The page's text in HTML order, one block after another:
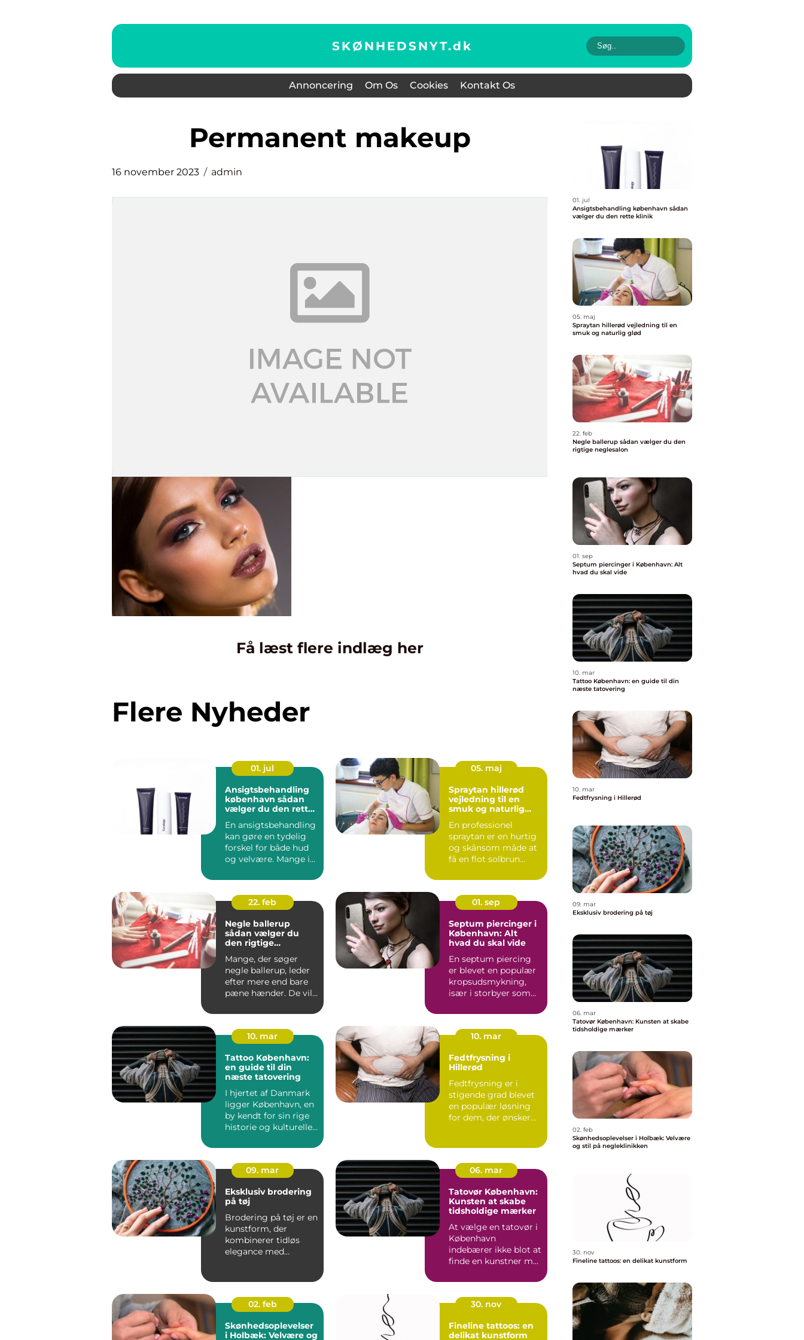
SKØNHEDSNYT.dk
Annoncering Om Os Cookies Kontakt Os
permanent makeup
16 november 2023 admin
Få læst flere indlæg her
Flere Nyheder
01. jul
Ansigtsbehandling
københavn sådan
vælger du den rette
En ansigtsbehandling
kan gøre en tydelig
forskel for både hud
og velvære. Mange i
Københa...
05. maj
Spraytan hillerød
vejledning til en
smuk og naturlig
En professionel
spraytan er en hurtig
og skånsom måde at
få en flot solbrun
Ma...
22. feb
Negle ballerup
sådan vælger du
den rigtige
Mange, der søger
negle ballerup, leder
efter mere end bare
pæne hænder. De vil
01. sep
Septum piercinger i
København: Alt
hvad du skal vide
En septum piercing
er blevet en populær
kropsudsmykning,
især i storbyer som
10. mar
Tattoo København:
en guide til din
næste tatovering
I hjertet af Danmark
ligger København, en
by kendt for sin rige
historie og kulturelle
10. mar
Fedtfrysning i
Hillerød
Fedtfrysning er i
stigende grad blevet
en populær løsning
for dem, der ønsker
09. mar
Eksklusiv brodering
på tøj
Brodering på tøj er en
kunstform, der
kombinerer tidløs
elegance med
06. mar
Tatovør København:
Kunsten at skabe
tidsholdige mærker
At vælge en tatovør i
København
indebærer ikke blot at
finde en kunstner m...
02. feb
Skønhedsoplevelser
i Holbæk: Velvære og
30. nov
Fineline tattoos: en
delikat kunstform
01. jul
Ansigtsbehandling københavn sådan
vælger du den rette klinik
05. maj
Spraytan hillerød vejledning til en
smuk og naturlig glød
22. feb
Negle ballerup sådan vælger du den
rigtige neglesalon
01. sep
Septum piercinger i København: Alt
hvad du skal vide
10. mar
Tattoo København: en guide til din
næste tatovering
10. mar
Fedtfrysning i Hillerød
09. mar
Eksklusiv brodering på tøj
06. mar
Tatovør København: Kunsten at skabe
tidsholdige mærker
02. feb
Skønhedsoplevelser i Holbæk: Velvære
og stil på negleklinikken
30. nov
Fineline tattoos: en delikat kunstform